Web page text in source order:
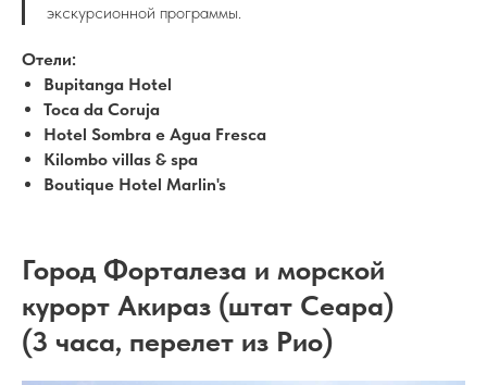
экскурсионной программы.
Отели:
Bupitanga Hotel
Toca da Coruja
Hotel Sombra e Agua Fresca
Kilombo villas & spa
Boutique Hotel Marlin's
Город Форталеза и морской
курорт Акираз (штат Сеара)
(3 часа, перелет из Рио)